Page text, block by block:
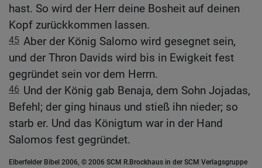
hast. So wird der Herr deine Bosheit auf deinen
Kopf zurückkommen lassen.
45 Aber der König Salomo wird gesegnet sein,
und der Thron Davids wird bis in Ewigkeit fest
gegründet sein vor dem Herrn.
46 Und der König gab Benaja, dem Sohn Jojadas,
Befehl; der ging hinaus und stieß ihn nieder; so
starb er. Und das Königtum war in der Hand
Salomos fest gegründet.
Elberfelder Bibel 2006, © 2006 SCM R.Brockhaus in der SCM Verlagsgruppe